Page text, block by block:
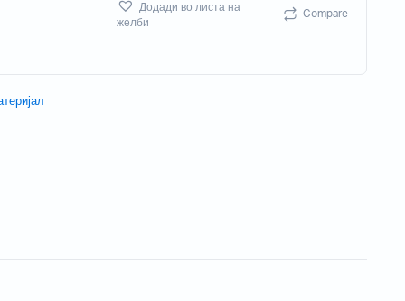
Потрошен материјал
Додади во листа на
желби
Compare